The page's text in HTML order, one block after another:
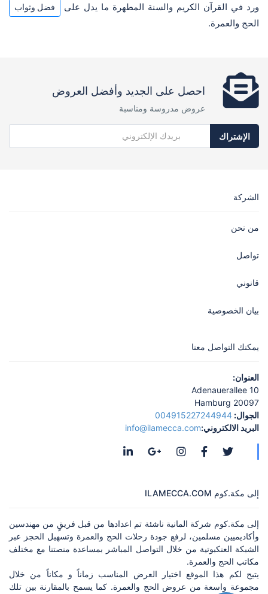
ورد في القرآن الكريم والسنة المطهرة ما يدل على فضل وثواب
الحج والعمرة.
احصل على الجديد وأفضل العروض
عروض مدروسة ومناسبة
الإشتراك
الشركة
من نحن
تواصل
قانوني
بيان الخصوصية
يمكنك التواصل معنا
العنوان:
Adenauerallee 10
20097 Hamburg
الجوال: 004915227244944
البريد الالكتروني:info@ilamecca.com
إلى مكة.كوم ILAMECCA.COM
إلى مكة.كوم شركة المانية ناشئة تم اعدادها من قبل فريقٍ من مهندسين
وأكاديميين مسلمين، لرفع جودة رحلات الحج والعمرة وتسهيل الحجز عبر
الشبكة العنكبوتية من خلال التواصل المباشر بمساعدة منصتنا مع مختلف
مكاتب الحج والعمرة.
يتيح لكم هذا الموقع اختيار العرض المناسب زماناً و مكاناً من خلال
مجموعة واسعة من عروض الحج والعمرة. كما يسمح بالمقارنة بين تلك